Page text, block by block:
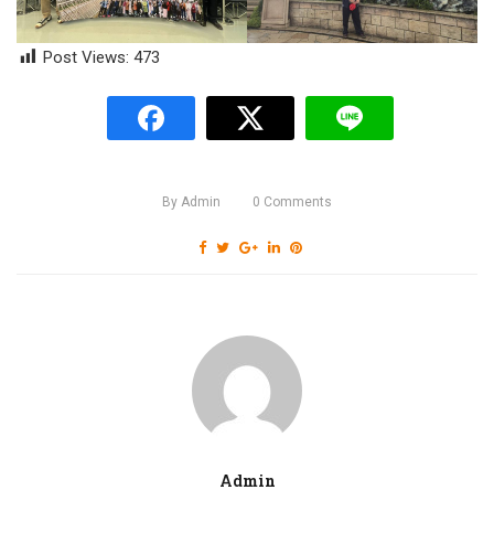
Post Views: 473
By Admin 0 Comments
Admin